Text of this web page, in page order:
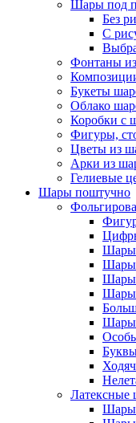
Шары под
Без
С
Фонтаны
Букеты
Облако
Коробки с
Фигуры,
Цветы из
Арки из
Гелиевые
Шары поштучно
Шары
Латексные
Шары